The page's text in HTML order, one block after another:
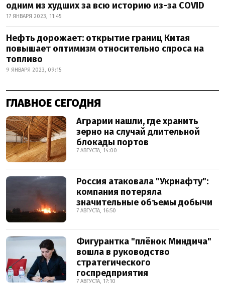
одним из худших за всю историю из-за COVID
17 ЯНВАРЯ 2023, 11:45
Нефть дорожает: открытие границ Китая
повышает оптимизм относительно спроса на
топливо
9 ЯНВАРЯ 2023, 09:15
ГЛАВНОЕ СЕГОДНЯ
Аграрии нашли, где хранить
зерно на случай длительной
блокады портов
7 АВГУСТА, 14:00
Россия атаковала "Укрнафту":
компания потеряла
значительные объемы добычи
7 АВГУСТА, 16:50
Фигурантка "плёнок Миндича"
вошла в руководство
стратегического
госпредприятия
7 АВГУСТА, 17:10